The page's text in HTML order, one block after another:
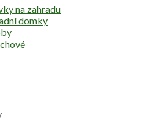
na zahradu
domky